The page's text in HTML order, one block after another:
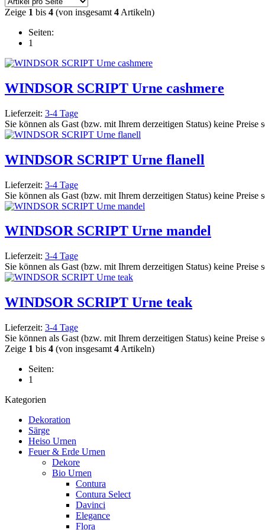
Zeige 1 bis 4 (von insgesamt 4 Artikeln)
Seiten:
1
WINDSOR SCRIPT Urne cashmere
Lieferzeit: 3-4 Tage
Sie können als Gast (bzw. mit Ihrem derzeitigen Status) keine Preise
WINDSOR SCRIPT Urne flanell
Lieferzeit: 3-4 Tage
Sie können als Gast (bzw. mit Ihrem derzeitigen Status) keine Preise
WINDSOR SCRIPT Urne mandel
Lieferzeit: 3-4 Tage
Sie können als Gast (bzw. mit Ihrem derzeitigen Status) keine Preise
WINDSOR SCRIPT Urne teak
Lieferzeit: 3-4 Tage
Sie können als Gast (bzw. mit Ihrem derzeitigen Status) keine Preise
Zeige 1 bis 4 (von insgesamt 4 Artikeln)
Seiten:
1
Kategorien
Dekoration
Särge
Heiso Urnen
Feuer & Erde Urnen
Dekore
Bio Urnen
Contura
Contura Select
Davinci
Elegance
Flora